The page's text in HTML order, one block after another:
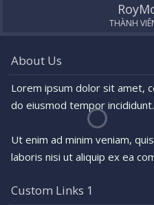
THÀNH
About Us
Lorem ipsum dolor sit amet,
do eiusmod tempor incididunt.
Ut enim ad minim veniam,
laboris nisi ut aliquip ex ea
Custom Links 1